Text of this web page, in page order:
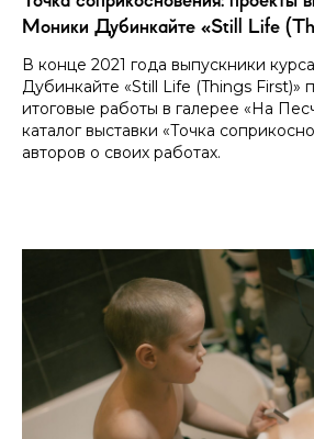
Моники Дубинкайте «Still Life
В конце 2021 года выпускники
Дубинкайте «Still Life (Things First)»
итоговые работы в галерее «На
каталог выставки «Точка
авторов о своих работах.